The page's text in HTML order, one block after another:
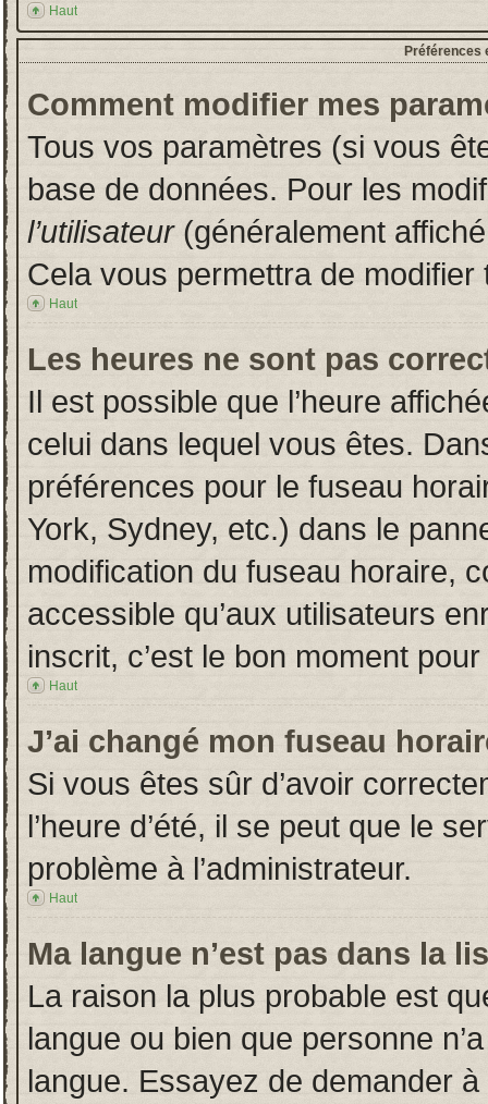
Haut
Préférences
Comment modifier mes
Tous vos paramètres (si vous
base de données. Pour les
l’utilisateur(généralement
Cela vous permettra de
Haut
Les heures ne sont pas
Il est possible que l’heure
celui dans lequel vous êtes.
préférences pour le fuseau
York, Sydney, etc.) dans le
modification du fuseau horaire,
accessible qu’aux utilisateurs
inscrit, c’est le bon moment
Haut
J’ai changé mon fuseau
Si vous êtes sûr d’avoir
l’heure d’été, il se peut que le
problème à l’administrateur.
Haut
Ma langue n’est pas dans la
La raison la plus probable est
langue ou bien que personne
langue. Essayez de demander à